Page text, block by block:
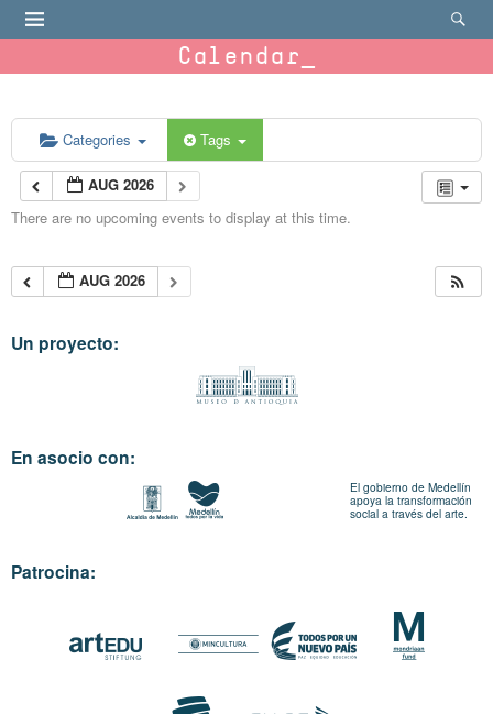
Calendar
Categories Tags
AUG 2026
There are no upcoming events to display at this time.
AUG 2026
Un proyecto:
En asocio con:
El gobierno de Medellín
apoya la transformación
social a través del arte.
Patrocina: